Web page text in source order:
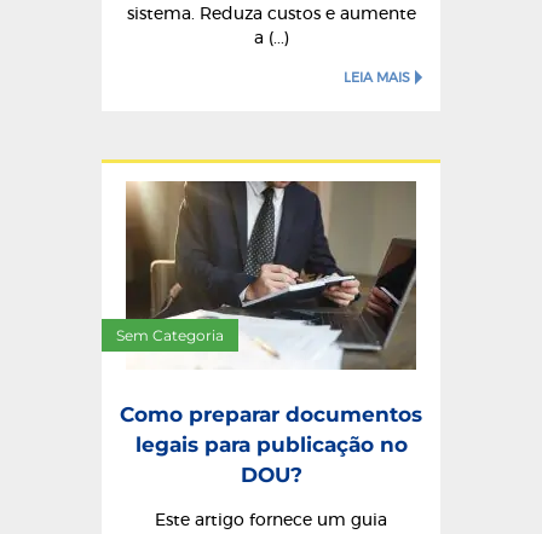
sistema. Reduza custos e aumente
a (...)
LEIA MAIS
Sem Categoria
Como preparar documentos
legais para publicação no
DOU?
Este artigo fornece um guia